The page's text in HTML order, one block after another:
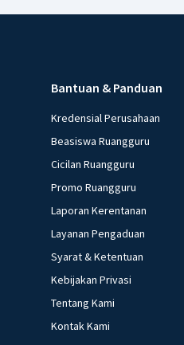
Bantuan & Panduan
Kredensial Perusahaan
Beasiswa Ruangguru
Cicilan Ruangguru
Promo Ruangguru
Laporan Kerentanan
Layanan Pengaduan
Syarat & Ketentuan
Kebijakan Privasi
Tentang Kami
Kontak Kami